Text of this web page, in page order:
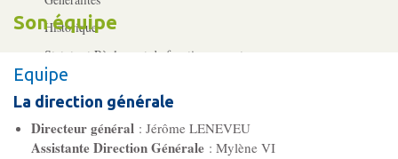
Historique
Statuts et Règlement de fonctionnement
Nos partenaires
Institutionnels
Son équipe
Equipe
La direction générale
Directeur général : Jérôme LENEVEU
Assistante Direction Générale : Mylène VI